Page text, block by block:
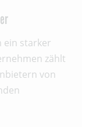
ein starker
zählt
von